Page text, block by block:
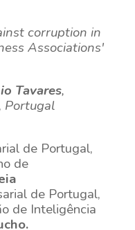
corruption in
Associations'
Tavares,
Portugal
de Portugal,
de
de Portugal,
de Inteligência